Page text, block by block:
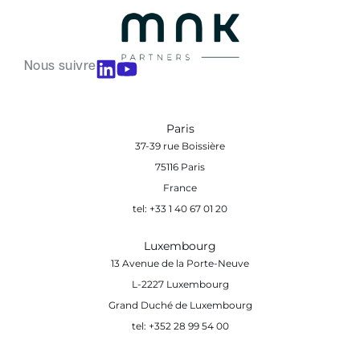
Nous suivre
Paris
37-39 rue Boissière
75116 Paris
France
tel: +33 1 40 67 01 20
Luxembourg
13 Avenue de la Porte-Neuve
L-2227 Luxembourg
Grand Duché de Luxembourg
tel: +352 28 99 54 00